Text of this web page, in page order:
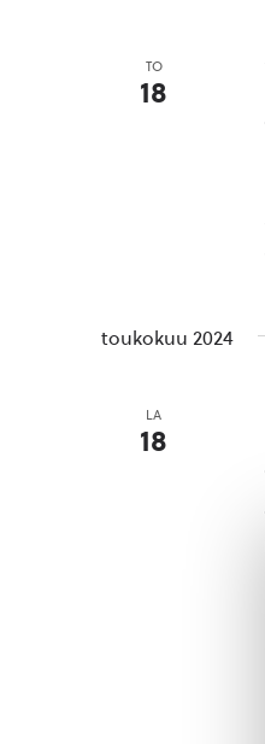
TO
18
toukokuu 2024
LA
18